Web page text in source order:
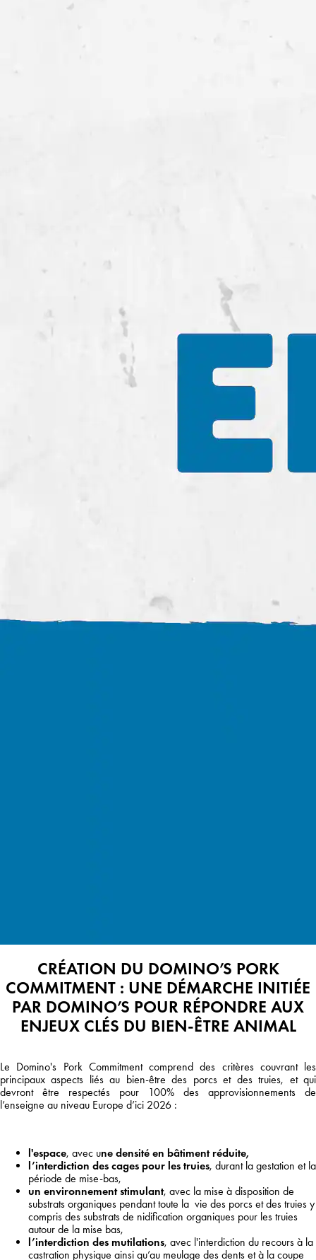
CRÉATION DU DOMINO’S PORK
COMMITMENT : UNE DÉMARCHE INITIÉE
PAR DOMINO’S POUR RÉPONDRE AUX
ENJEUX CLÉS DU BIEN-ÊTRE ANIMAL
Le Domino's Pork Commitment comprend des critères couvrant les
principaux aspects liés au bien-être des porcs et des truies, et qui
devront être respectés pour 100% des approvisionnements de
l’enseigne au niveau Europe d’ici 2026 :
l'espace, avec une densité en bâtiment réduite,
l’interdiction des cages pour les truies, durant la gestation et la
période de mise-bas,
un environnement stimulant, avec la mise à disposition de
substrats organiques pendant toute la vie des porcs et des truies y
compris des substrats de nidification organiques pour les truies
autour de la mise bas,
l’interdiction des mutilations, avec l'interdiction du recours à la
castration physique ainsi qu’au meulage des dents et à la coupe